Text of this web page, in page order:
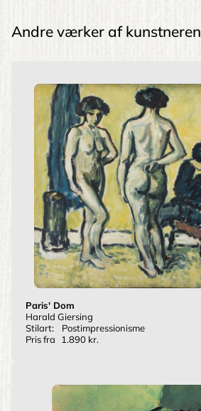
Andre værker af kunstneren
Paris' Dom
Harald Giersing
Stilart:
Postimpressionisme
Pris fra
1.890 kr.